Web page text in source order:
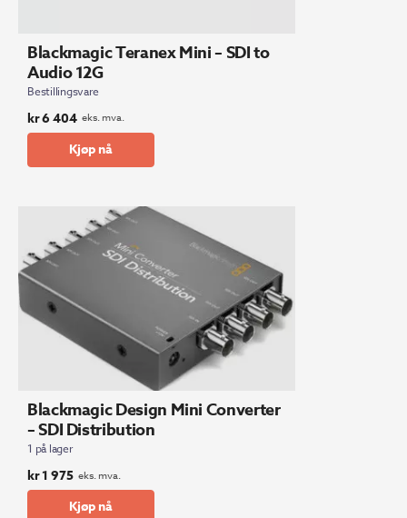
Blackmagic Teranex Mini – SDI to
Audio 12G
Bestillingsvare
kr6 404 eks. mva.
Kjøp nå
Blackmagic Design Mini Converter
– SDI Distribution
1 på lager
kr1 975 eks. mva.
Kjøp nå